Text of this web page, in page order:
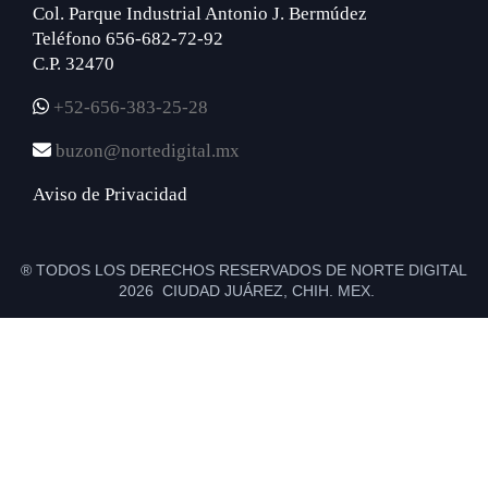
Col. Parque Industrial Antonio J. Bermúdez
Teléfono 656-682-72-92
C.P. 32470
+52-656-383-25-28
buzon@nortedigital.mx
Aviso de Privacidad
® TODOS LOS DERECHOS RESERVADOS DE NORTE DIGITAL
2026 CIUDAD JUÁREZ, CHIH. MEX.